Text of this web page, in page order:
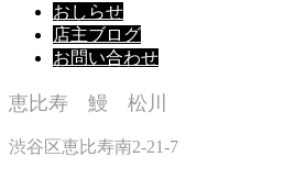
おしらせ
店主ブログ
お問い合わせ
恵比寿 鰻 松川
渋谷区恵比寿南2-21-7